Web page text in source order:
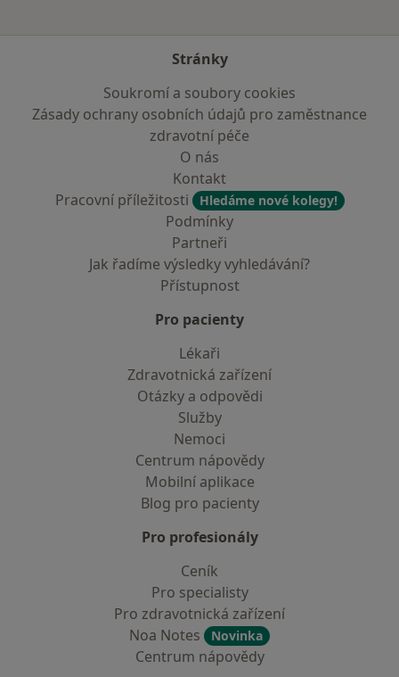
Stránky
Soukromí a soubory cookies
Zásady ochrany osobních údajů pro zaměstnance
zdravotní péče
O nás
Kontakt
Pracovní příležitosti
Hledáme nové kolegy!
Podmínky
Partneři
Jak řadíme výsledky vyhledávání?
Přístupnost
Pro pacienty
Lékaři
Zdravotnická zařízení
Otázky a odpovědi
Služby
Nemoci
Centrum nápovědy
Mobilní aplikace
Blog pro pacienty
Pro profesionály
Ceník
Pro specialisty
Pro zdravotnická zařízení
Noa Notes
Novinka
Centrum nápovědy